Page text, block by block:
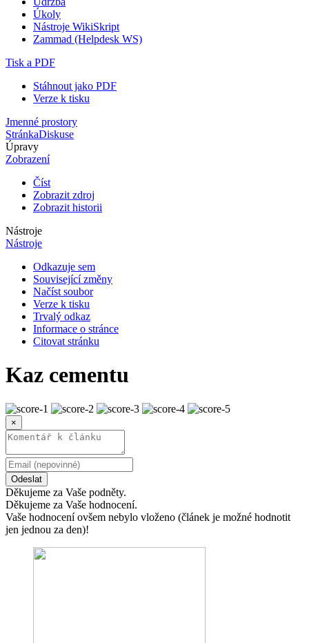
Úkoly
Nástroje WikiSkript
Zammad (Helpdesk WS)
Tisk a PDF
Stáhnout jako PDF
Verze k tisku
Jmenné prostory
StránkaDiskuse
Úpravy
Zobrazení
Číst
Zobrazit zdroj
Zobrazit historii
Nástroje
Nástroje
Odkazuje sem
Související změny
Načíst soubor
Verze k tisku
Trvalý odkaz
Informace o stránce
Citovat stránku
Kaz cementu
×
Odeslat
Děkujeme za Vaše podněty.
Děkujeme za Vaše hodnocení.
Vaše hodnocení ovšem nebylo vloženo (článek je možné hodnotit
jen jednou za den)!